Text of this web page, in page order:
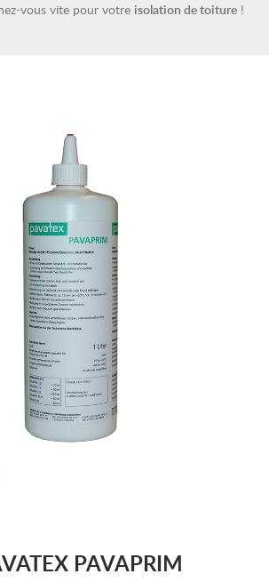
vous vite pour votre isolation de toiture !
PAVAPRIM